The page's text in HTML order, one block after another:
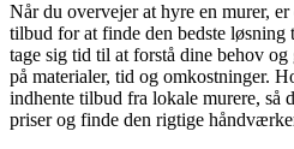
Når du overvejer at hyre en murer,
tilbud for at finde den bedste
tage sig tid til at forstå dine behov
på materialer, tid og omkostninger.
indhente tilbud fra lokale murere, så
priser og finde den rigtige